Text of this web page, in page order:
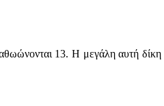
αθωώνονται 13. Η μεγάλη αυτή